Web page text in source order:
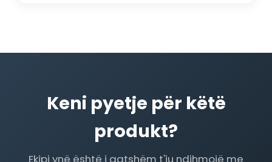
Keni pyetje për këtë
produkt?
Ekipi ynë është i gatshëm t'ju ndihmojë me